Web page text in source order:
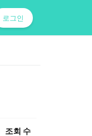
로그인
조회 수